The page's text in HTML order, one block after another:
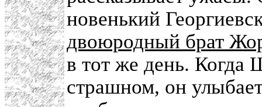
новенький
двоюродный брат
в тот же день. Когда
страшном, он